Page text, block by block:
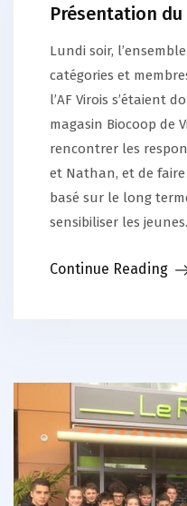
Présentation
Lundi soir,
catégories et
l’AF Virois s’étaient
magasin Biocoop de
rencontrer les
et Nathan, et de
basé sur le long
sensibiliser les
Continue Reading